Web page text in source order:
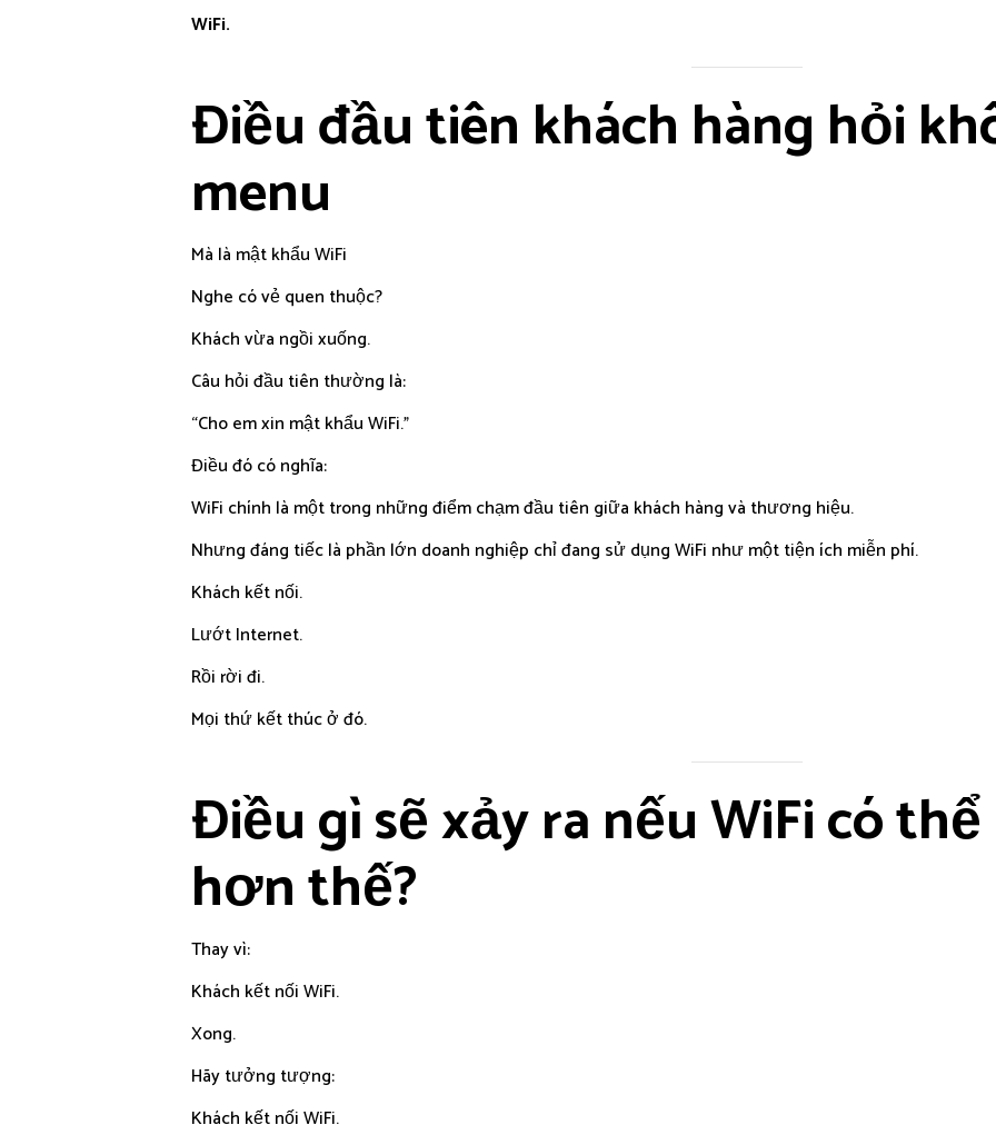
WiFi.
Điều đầu tiên khách hàng hỏi
menu
Mà là mật khẩu WiFi
Nghe có vẻ quen thuộc?
Khách vừa ngồi xuống.
Câu hỏi đầu tiên thường là:
“Cho em xin mật khẩu WiFi.”
Điều đó có nghĩa:
WiFi chính là một trong những điểm chạm đầu tiên giữa khách hàng và thương hiệu.
Nhưng đáng tiếc là phần lớn doanh nghiệp chỉ đang sử dụng WiFi như một tiện ích miễn phí.
Khách kết nối.
Lướt Internet.
Rồi rời đi.
Mọi thứ kết thúc ở đó.
Điều gì sẽ xảy ra nếu WiFi có
hơn thế?
Thay vì:
Khách kết nối WiFi.
Xong.
Hãy tưởng tượng:
Khách kết nối WiFi.